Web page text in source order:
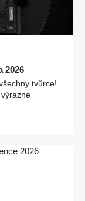
2026
tvůrce!